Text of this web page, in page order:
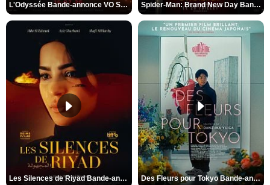
L'Odyssée Bande-annonce VO STFR Spider-Man: Brand New Day Bande-annonce VO STFR
Les Silences de Riyad Bande-annonce VO STFR Des Fleurs pour Tokyo Bande-annonce VO STFR